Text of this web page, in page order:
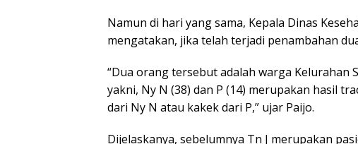
Namun di hari yang sama, Kepala Dinas
mengatakan, jika telah terjadi penambahan
“Dua orang tersebut adalah warga Kelurahan
yakni, Ny N (38) dan P (14) merupakan hasil
dari Ny N atau kakek dari P,” ujar Paijo.
Dijelaskanya, sebelumnya Tn J merupakan